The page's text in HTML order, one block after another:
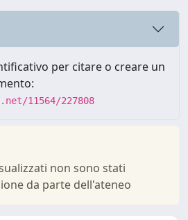
per citare o creare un
11564/227808
non sono stati
da parte dell'ateneo